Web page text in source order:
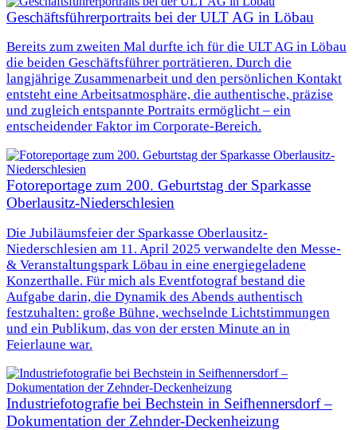
Geschäftsführerportraits bei der ULT AG in Löbau
Bereits zum zweiten Mal durfte ich für die ULT AG in Löbau
die beiden Geschäftsführer porträtieren. Durch die
langjährige Zusammenarbeit und den persönlichen Kontakt
entsteht eine Arbeitsatmosphäre, die authentische, präzise
und zugleich entspannte Portraits ermöglicht – ein
entscheidender Faktor im Corporate-Bereich.
Fotoreportage zum 200. Geburtstag der Sparkasse
Oberlausitz-Niederschlesien
Die Jubiläumsfeier der Sparkasse Oberlausitz-
Niederschlesien am 11. April 2025 verwandelte den Messe-
& Veranstaltungspark Löbau in eine energiegeladene
Konzerthalle. Für mich als Eventfotograf bestand die
Aufgabe darin, die Dynamik des Abends authentisch
festzuhalten: große Bühne, wechselnde Lichtstimmungen
und ein Publikum, das von der ersten Minute an in
Feierlaune war.
Industriefotografie bei Bechstein in Seifhennersdorf –
Dokumentation der Zehnder‑Deckenheizung